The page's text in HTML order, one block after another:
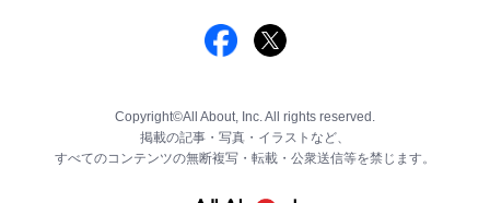
Copyright©All About, Inc. All rights reserved.
掲載の記事・写真・イラストなど、
すべてのコンテンツの無断複写・転載・公衆送信等を禁じます。